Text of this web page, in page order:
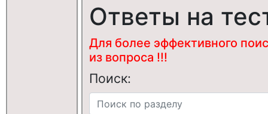
Ответы на
Для более эффективного
из вопроса !!!
Поиск: